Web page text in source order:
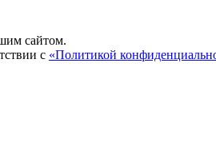
сайтом.
с «Политикой